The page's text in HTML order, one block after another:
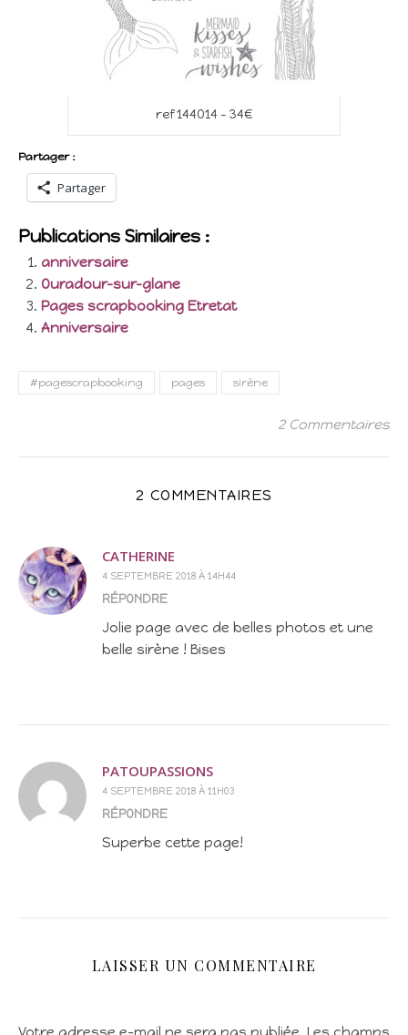
ref 144014 – 34€
Partager :
Partager
Publications Similaires :
anniversaire
Ouradour-sur-glane
Pages scrapbooking Etretat
Anniversaire
#pagescrapbooking pages sirène
2 Commentaires
2 COMMENTAIRES
CATHERINE
4 SEPTEMBRE 2018 À 14H44
RÉPONDRE
Jolie page avec de belles photos et une
belle sirène ! Bises
PATOUPASSIONS
4 SEPTEMBRE 2018 À 11H03
RÉPONDRE
Superbe cette page!
LAISSER UN COMMENTAIRE